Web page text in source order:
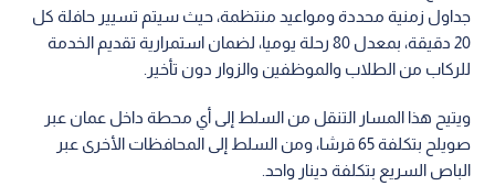
جداول زمنية محددة ومواعيد منتظمة، حيث سيتم تسيير حافلة كل
20 دقيقة، بمعدل 80 رحلة يوميا، لضمان استمرارية تقديم الخدمة
للركاب من الطلاب والموظفين والزوار دون تأخير.
ويتيح هذا المسار التنقل من السلط إلى أي محطة داخل عمان عبر
صويلح بتكلفة 65 قرشا، ومن السلط إلى المحافظات الأخرى عبر
الباص السريع بتكلفة دينار واحد.